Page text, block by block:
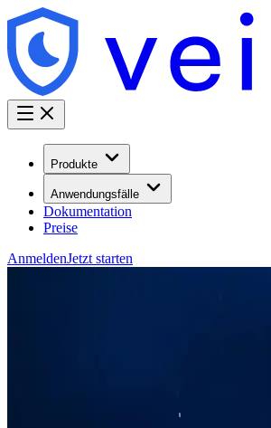
Produkte
Anwendungsfälle
Dokumentation
Preise
AnmeldenJetzt starten